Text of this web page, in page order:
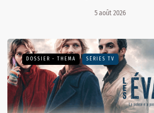
5 août 2026
DOSSIER - THEMA SÉRIES TV